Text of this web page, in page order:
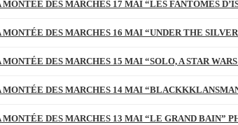
MONTÉE DES MARCHES 17 MAI “LES FANTÔMES
MONTÉE DES MARCHES 16 MAI “UNDER THE
MONTÉE DES MARCHES 15 MAI “SOLO, A STAR
MONTÉE DES MARCHES 14 MAI
MONTÉE DES MARCHES 13 MAI “LE GRAND BAIN”